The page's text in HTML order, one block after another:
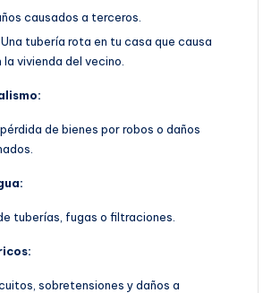
causados a terceros.
tubería rota en tu casa que causa
la vivienda del vecino.
de bienes por robos o daños
tuberías, fugas o filtraciones.
sobretensiones y daños a